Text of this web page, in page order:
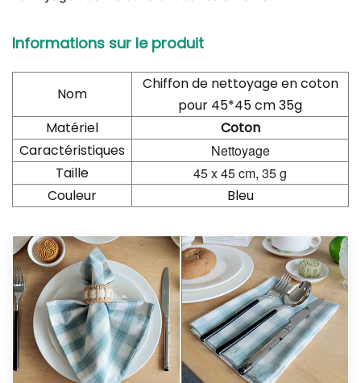
Informations sur le produit
Nom
Chiffon de nettoyage en coton
pour 45*45 cm 35g
Matériel
Coton
Caractéristiques
Nettoyage
Taille
45 x 45 cm, 35 g
Couleur
Bleu